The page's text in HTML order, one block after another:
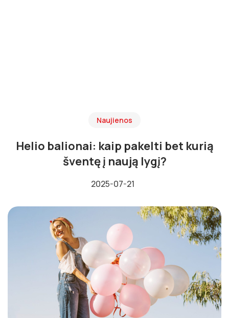
Naujienos
Helio balionai: kaip pakelti bet kurią
šventę į naują lygį?
2025-07-21